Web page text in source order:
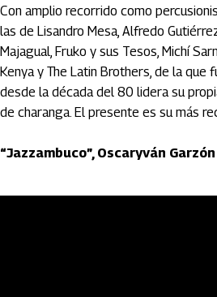
Con amplio recorrido como
las de Lisandro Mesa, Alfredo
Majagual, Fruko y sus Tesos, Michí
Kenya y The Latin Brothers, de la que
desde la década del 80 lidera su
de charanga. El presente es su más
“Jazzambuco”, Oscaryván